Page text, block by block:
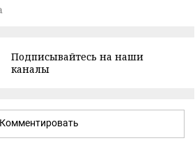
Подписывайтесь на наши
каналы
Комментировать